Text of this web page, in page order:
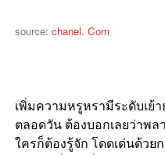
source: chanel. Com
เพิ่มความหรูหรามีระดับเย้
ตลอดวัน ต้องบอกเลยว่าพ
ใครก็ต้องรู้จัก โดดเด่นด้วย